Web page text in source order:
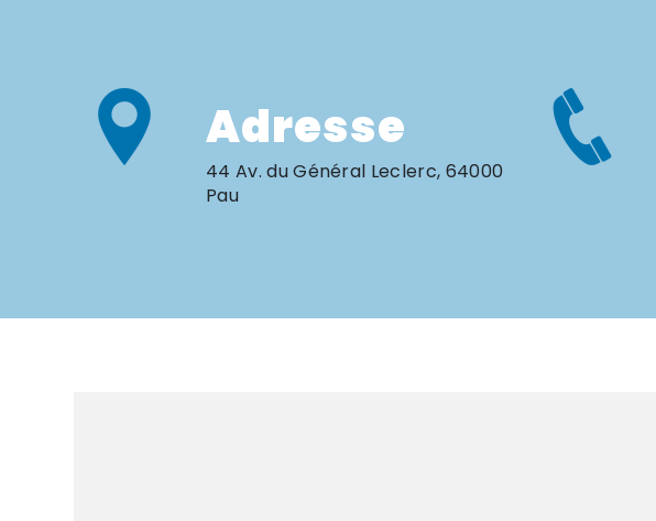
Adresse
44 Av. du Général Leclerc, 64000
Pau